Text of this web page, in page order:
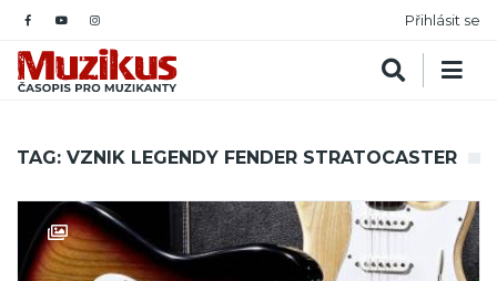
Přihlásit se
TAG: VZNIK LEGENDY FENDER STRATOCASTER